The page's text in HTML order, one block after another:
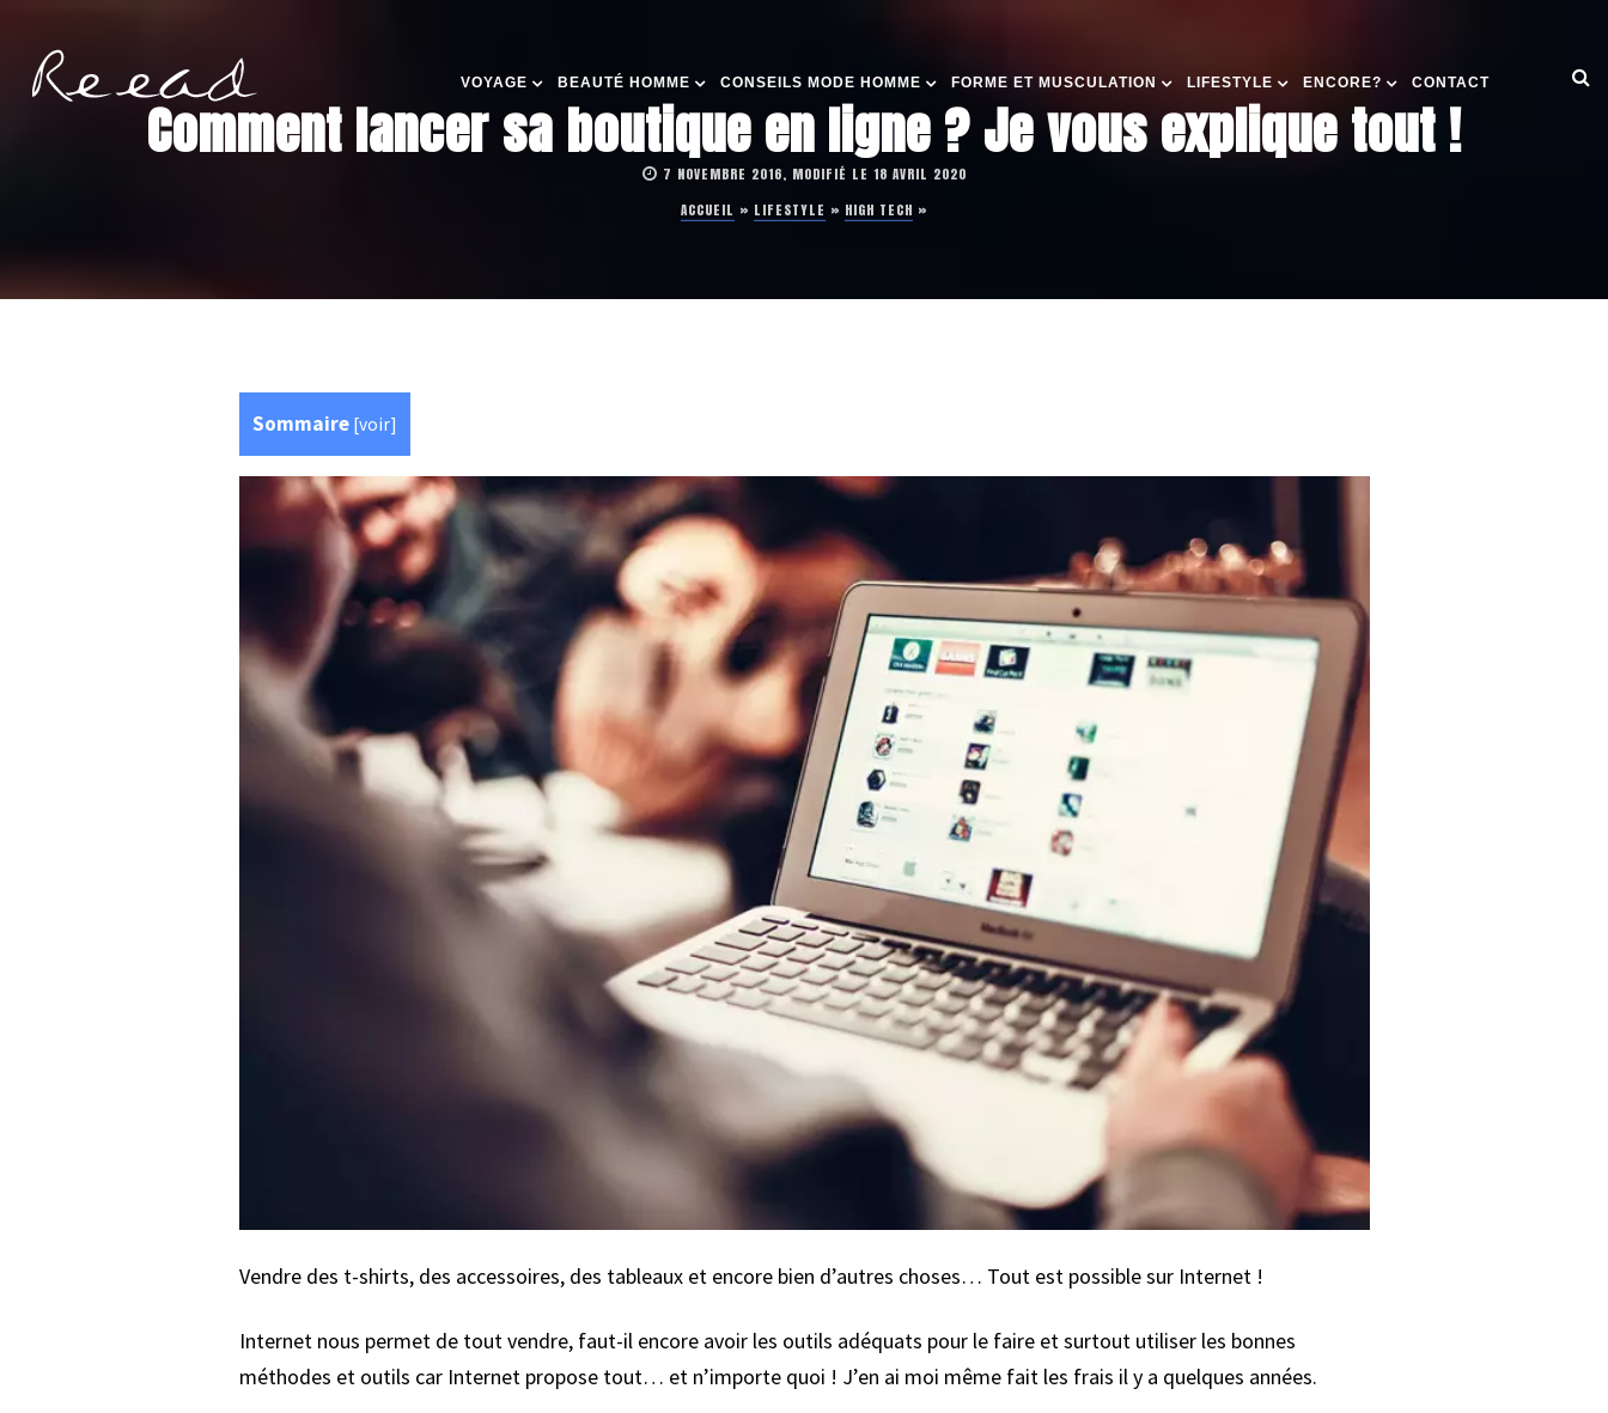
VOYAGE BEAUTÉ HOMME CONSEILS MODE HOMME FORME ET MUSCULATION LIFESTYLE ENCORE? CONTACT
Comment lancer sa boutique en ligne ? Je vous explique tout !
7 NOVEMBRE 2016, MODIFIÉ LE 18 AVRIL 2020
ACCUEIL » LIFESTYLE » HIGH TECH »
Sommaire [voir]
Vendre des t-shirts, des accessoires, des tableaux et encore bien d’autres choses… Tout est possible sur Internet !
Internet nous permet de tout vendre, faut-il encore avoir les outils adéquats pour le faire et surtout utiliser les bonnes
méthodes et outils car Internet propose tout… et n’importe quoi ! J’en ai moi même fait les frais il y a quelques années.